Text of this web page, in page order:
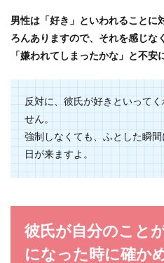
男性は「好き」といわれることに
ろんありますので、それを感じな
「嫌われてしまったかな」と不安
反対に、彼氏が好きといって
せん。
強制しなくても、ふとした瞬
日が来ますよ。
彼氏が自分のこと
になった時に確か